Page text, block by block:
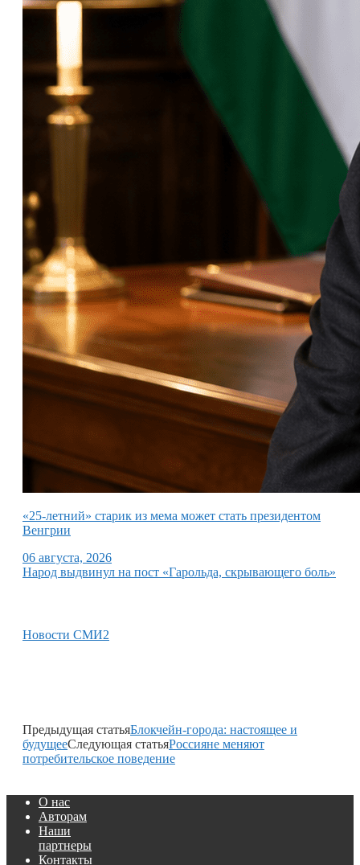
«25-летний» старик из мема может стать президентом
Венгрии
06 августа, 2026
Народ выдвинул на пост «Гарольда, скрывающего боль»
Новости СМИ2
Предыдущая статьяБлокчейн-города: настоящее и
будущееСледующая статьяРоссияне меняют
потребительское поведение
О нас
Авторам
Наши
партнеры
Контакты